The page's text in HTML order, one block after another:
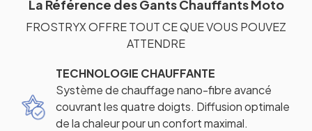
La Référence des Gants Chauffants Moto
FROSTRYX OFFRE TOUT CE QUE VOUS POUVEZ
ATTENDRE
TECHNOLOGIE CHAUFFANTE
Système de chauffage nano-fibre avancé
couvrant les quatre doigts. Diffusion optimale
de la chaleur pour un confort maximal.